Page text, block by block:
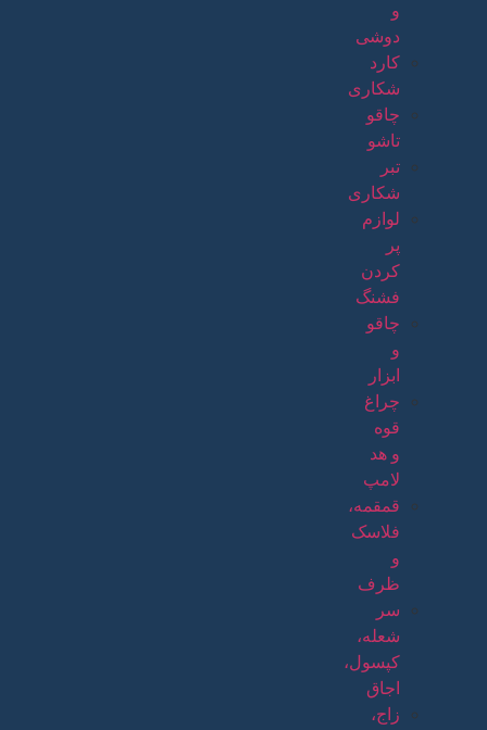
و
دوشی
کارد
شکاری
چاقو
تاشو
تبر
شکاری
لوازم
پر
کردن
فشنگ
چاقو
و
ابزار
چراغ
قوه
و هد
لامپ
قمقمه،
فلاسک
و
ظرف
سر
شعله،
کپسول،
اجاق
زاج،